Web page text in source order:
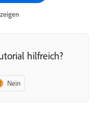
hilfreich?
Nein